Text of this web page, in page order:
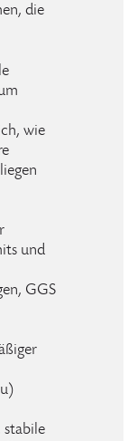
die
wie
und
GGS
stabile